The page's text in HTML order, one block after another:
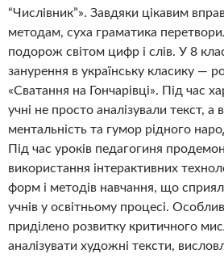
“Числівник”». Завдяки цікавим
методам, суха граматика
подорож світом цифр і слів. У 8
занурення в українську класику —
«Сватання на Гончарівці». Під час
учні не просто аналізували текст, а
ментальність та гумор рідного
Під час уроків педагогиня
використання інтерактивних
форм і методів навчання, що
учнів у освітньому процесі.
приділено розвитку критичного
аналізувати художні тексти,